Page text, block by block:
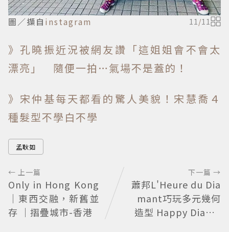
圖／擷自 instagram 11 /11
》孔曉振近況被網友讚「這姐姐會不會太
漂亮」 隨便一拍…氣場不是蓋的！
》宋仲基每天都看的驚人美貌！宋慧喬４
種髮型不學白不學
孟耿如
← 上一篇
Only in Hong Kong
｜東西交融，新舊並
存 ｜摺疊城市-香港
下一篇 →
蕭邦L'Heure du Dia
mant巧玩多元幾何
造型 Happy Diamo